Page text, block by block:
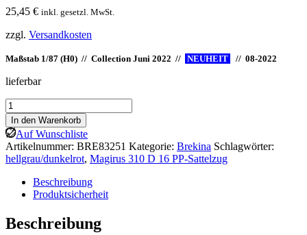
25,45 € inkl. gesetzl. MwSt.
zzgl. Versandkosten
Maßstab 1/87 (H0) // Collection Juni 2022 // NEUHEIT // 08-2022
lieferbar
Brekina:
Magirus
310
D
16
PP-
Sattelzug,
grau/rot
Menge
In den Warenkorb
Auf Wunschliste
Artikelnummer: BRE83251 Kategorie: Brekina Schlagwörter:
hellgrau/dunkelrot, Magirus 310 D 16 PP-Sattelzug
Beschreibung
Produktsicherheit
Beschreibung